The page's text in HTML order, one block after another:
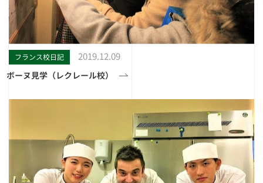
フランス校日記 2019.12.09
ボーヌ見学（レクレール校）